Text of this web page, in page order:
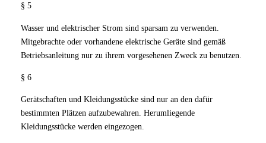
§ 5
Wasser und elektrischer Strom sind sparsam zu verwenden.
Mitgebrachte oder vorhandene elektrische Geräte sind gemäß
Betriebsanleitung nur zu ihrem vorgesehenen Zweck zu benutzen.
§ 6
Gerätschaften und Kleidungsstücke sind nur an den dafür
bestimmten Plätzen aufzubewahren. Herumliegende
Kleidungsstücke werden eingezogen.